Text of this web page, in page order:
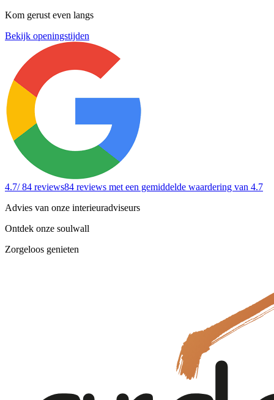
Kom gerust even langs
Bekijk openingstijden
4.7/ 84 reviews84 reviews met een gemiddelde waardering van 4.7
Advies van onze interieuradviseurs
Ontdek onze soulwall
Zorgeloos genieten